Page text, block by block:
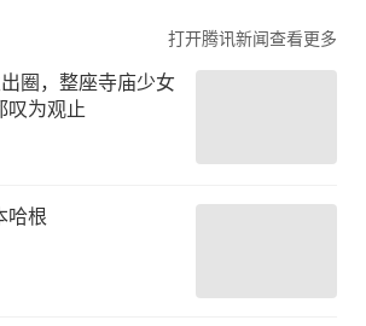
打开腾讯新闻查看更多
圈，整座寺庙少女
叹为观止
哈根